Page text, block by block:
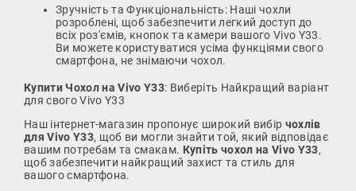
Зручність та Функціональність: Наші чохли
розроблені, щоб забезпечити легкий доступ до
всіх роз'ємів, кнопок та камери вашого Vivo Y33.
Ви можете користуватися усіма функціями свого
смартфона, не знімаючи чохол.
Купити Чохол на Vivo Y33: Виберіть Найкращий варіант
для свого Vivo Y33
Наш інтернет-магазин пропонує широкий вибір чохлів
для Vivo Y33, щоб ви могли знайти той, який відповідає
вашим потребам та смакам. Купіть чохол на Vivo Y33,
щоб забезпечити найкращий захист та стиль для
вашого смартфона.